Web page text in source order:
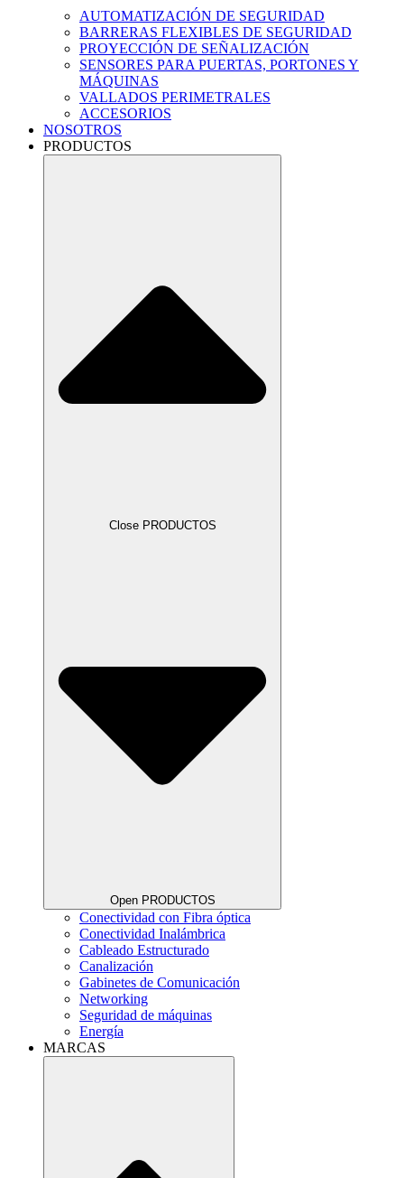
AUTOMATIZACIÓN DE SEGURIDAD
BARRERAS FLEXIBLES DE SEGURIDAD
PROYECCIÓN DE SEÑALIZACIÓN
SENSORES PARA PUERTAS, PORTONES Y
MÁQUINAS
VALLADOS PERIMETRALES
ACCESORIOS
NOSOTROS
PRODUCTOS
Close PRODUCTOS
Open PRODUCTOS
Conectividad con Fibra óptica
Conectividad Inalámbrica
Cableado Estructurado
Canalización
Gabinetes de Comunicación
Networking
Seguridad de máquinas
Energía
MARCAS